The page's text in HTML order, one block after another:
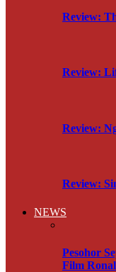
Review:
Review:
Review:
Review:
NEWS
Pesohor
Film